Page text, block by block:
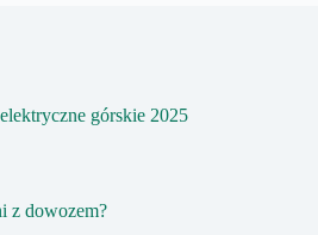
górskie 2025
z dowozem?